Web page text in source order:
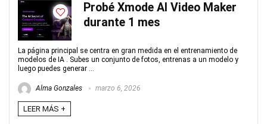
Probé Xmode AI Video Maker
durante 1 mes
La página principal se centra en gran medida en el entrenamiento de
modelos de IA . Subes un conjunto de fotos, entrenas a un modelo y
luego puedes generar ...
Alma Gonzales marzo 6, 2026
LEER MÁS +